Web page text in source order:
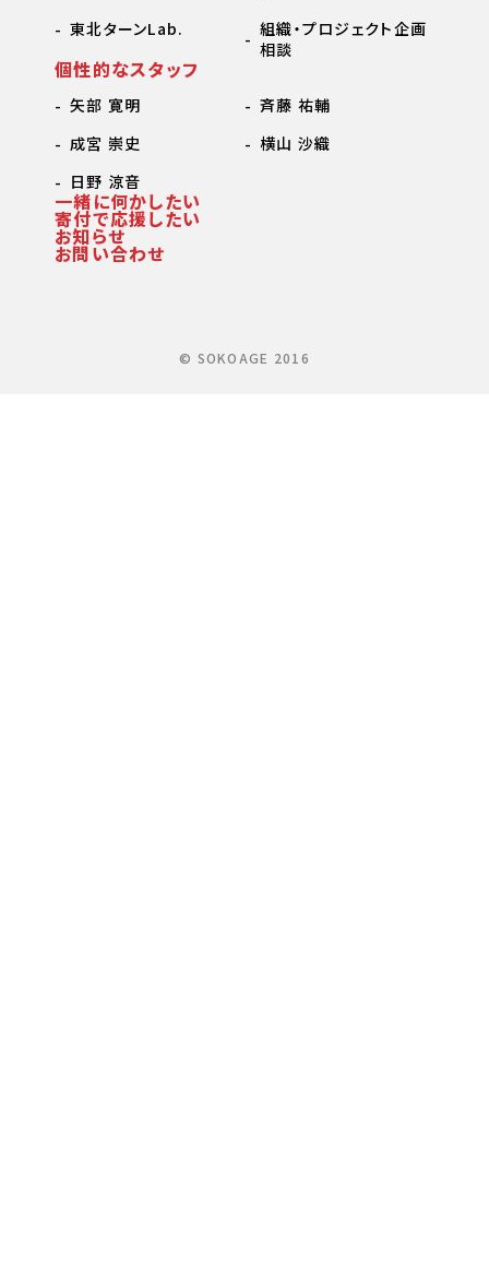
東北ターンLab.
組織・プロジェクト企画
相談
個性的なスタッフ
矢部 寛明
斉藤 祐輔
成宮 崇史
横山 沙織
日野 涼音
一緒に何かしたい
寄付で応援したい
お知らせ
お問い合わせ
© SOKOAGE 2016